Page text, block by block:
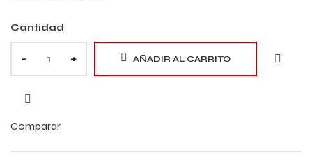
Cantidad
- + AÑADIR AL CARRITO
Comparar